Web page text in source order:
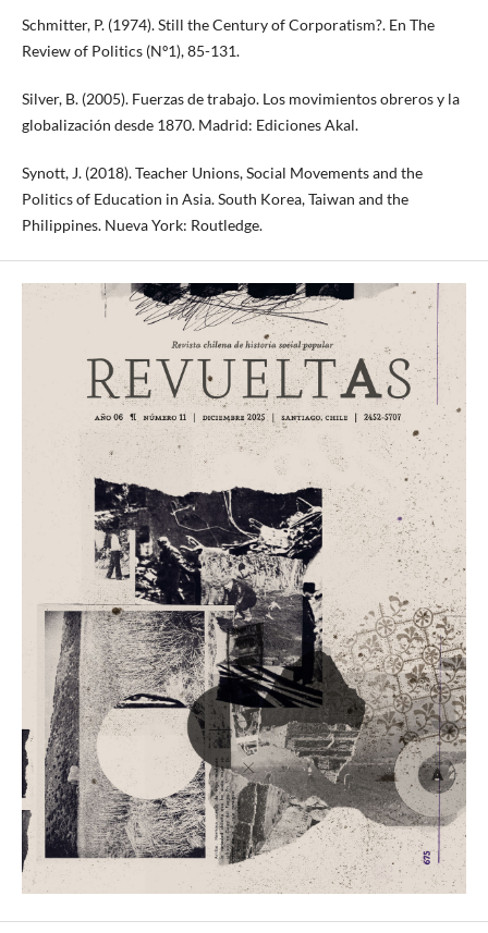
Schmitter, P. (1974). Still the Century of Corporatism?. En The
Review of Politics (Nº1), 85-131.
Silver, B. (2005). Fuerzas de trabajo. Los movimientos obreros y la
globalización desde 1870. Madrid: Ediciones Akal.
Synott, J. (2018). Teacher Unions, Social Movements and the
Politics of Education in Asia. South Korea, Taiwan and the
Philippines. Nueva York: Routledge.